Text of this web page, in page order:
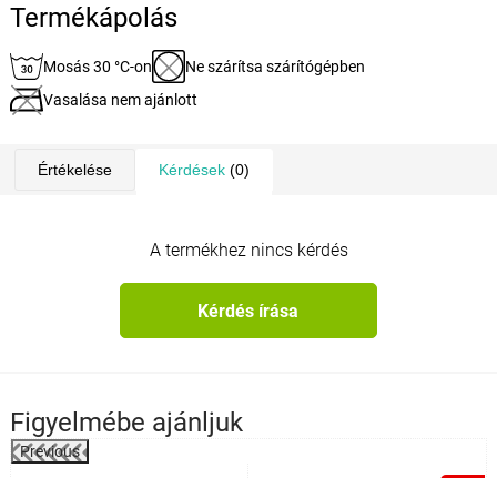
Termékápolás
Mosás 30 °C-on
Ne szárítsa szárítógépben
Vasalása nem ajánlott
Értékelése Kérdések(0)
A termékhez nincs kérdés
Kérdés írása
Figyelmébe ajánljuk
Previous